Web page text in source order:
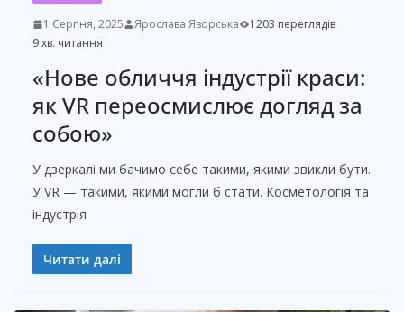
1 Серпня, 2025 Ярослава Яворська
1203 переглядів
9 хв. читання
«Нове обличчя індустрії краси:
як VR переосмислює догляд за
собою»
У дзеркалі ми бачимо себе такими, якими звикли бути.
У VR — такими, якими могли б стати. Косметологія та
індустрія
Читати далі